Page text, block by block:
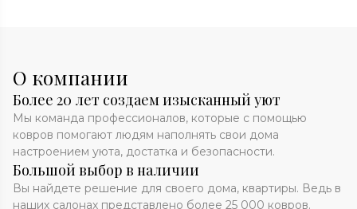
О компании
Более 20 лет создаем изысканный уют
Мы команда профессионалов, которые с помощью
ковров помогают людям наполнять свои дома
настроением уюта, достатка и безопасности.
Большой выбор в наличии
Вы найдете решение для своего дома, квартиры. Ведь в
наших салонах представлено более 25 000 ковров.